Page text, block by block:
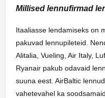
Millised lennufirmad
Itaaliasse lendamiseks on
pakuvad lennupileteid.
Alitalia, Vueling, Air Italy,
Ryanair pakub odavaid
suuna eest. AirBaltic
vahetevahel ka